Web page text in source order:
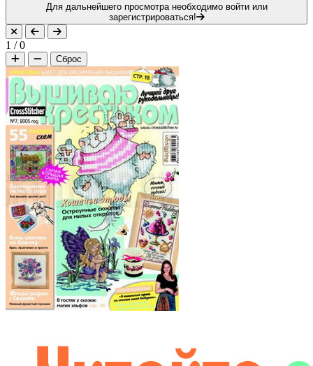
Для дальнейшего просмотра необходимо войти или
зарегистрироваться!
1 /0
Сброс